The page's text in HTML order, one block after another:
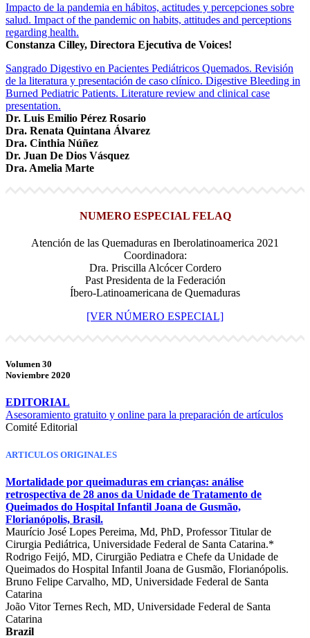
Impacto de la pandemia en hábitos, actitudes y percepciones sobre
salud. Impact of the pandemic on habits, attitudes and perceptions
regarding health.
Constanza Cilley, Directora Ejecutiva de Voices!
Sangrado Digestivo en Pacientes Pediátricos Quemados. Revisión
de la literatura y presentación de caso clínico. Digestive Bleeding in
Burned Pediatric Patients. Literature review and clinical case
presentation.
Dr. Luis Emilio Pérez Rosario
Dra. Renata Quintana Álvarez
Dra. Cinthia Núñez
Dr. Juan De Dios Vásquez
Dra. Amelia Marte
NUMERO ESPECIAL FELAQ
Atención de las Quemaduras en Iberolatinoamerica 2021
Coordinadora:
Dra. Priscilla Alcócer Cordero
Past Presidenta de la Federación
Íbero-Latinoamericana de Quemaduras
[VER NÚMERO ESPECIAL]
Volumen 30
Noviembre 2020
EDITORIAL
Asesoramiento gratuito y online para la preparación de artículos
Comité Editorial
ARTICULOS ORIGINALES
Mortalidade por queimaduras em crianças: análise
retrospectiva de 28 anos da Unidade de Tratamento de
Queimados do Hospital Infantil Joana de Gusmão,
Florianópolis, Brasil.
Maurício José Lopes Pereima, Md, PhD, Professor Titular de
Cirurgia Pediátrica, Universidade Federal de Santa Catarina.*
Rodrigo Feijó, MD, Cirurgião Pediatra e Chefe da Unidade de
Queimados do Hospital Infantil Joana de Gusmão, Florianópolis.
Bruno Felipe Carvalho, MD, Universidade Federal de Santa
Catarina
João Vitor Ternes Rech, MD, Universidade Federal de Santa
Catarina
Brazil